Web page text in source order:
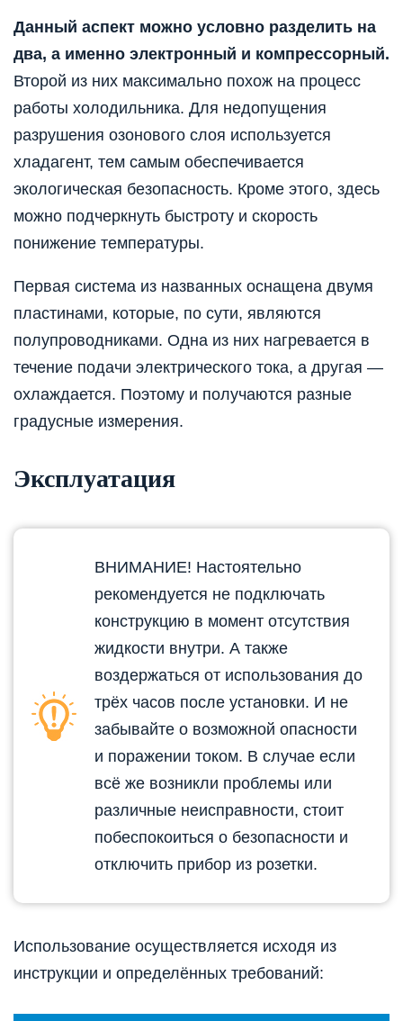
Данный аспект можно условно разделить на
два, а именно электронный и компрессорный.
Второй из них максимально похож на процесс
работы холодильника. Для недопущения
разрушения озонового слоя используется
хладагент, тем самым обеспечивается
экологическая безопасность. Кроме этого, здесь
можно подчеркнуть быстроту и скорость
понижение температуры.
Первая система из названных оснащена двумя
пластинами, которые, по сути, являются
полупроводниками. Одна из них нагревается в
течение подачи электрического тока, а другая —
охлаждается. Поэтому и получаются разные
градусные измерения.
Эксплуатация
ВНИМАНИЕ! Настоятельно
рекомендуется не подключать
конструкцию в момент отсутствия
жидкости внутри. А также
воздержаться от использования до
трёх часов после установки. И не
забывайте о возможной опасности
и поражении током. В случае если
всё же возникли проблемы или
различные неисправности, стоит
побеспокоиться о безопасности и
отключить прибор из розетки.
Использование осуществляется исходя из
инструкции и определённых требований: